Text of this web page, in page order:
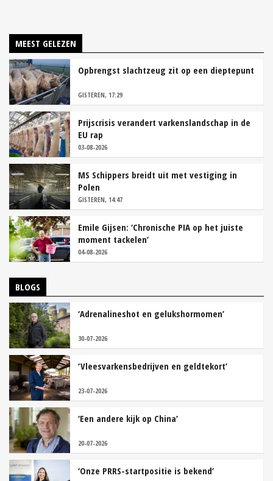
MEEST GELEZEN
Opbrengst slachtzeug zit op een dieptepunt
GISTEREN, 17:29
Prijscrisis verandert varkenslandschap in de
EU rap
03-08-2026
MS Schippers breidt uit met vestiging in
Polen
GISTEREN, 14:47
Emile Gijsen: ‘Chronische PIA op het juiste
moment tackelen’
04-08-2026
BLOGS
‘Adrenalineshot en gelukshormomen’
30-07-2026
‘Vleesvarkensbedrijven en geldtekort’
23-07-2026
‘Een andere kijk op China’
20-07-2026
‘Onze PRRS-startpositie is bekend’